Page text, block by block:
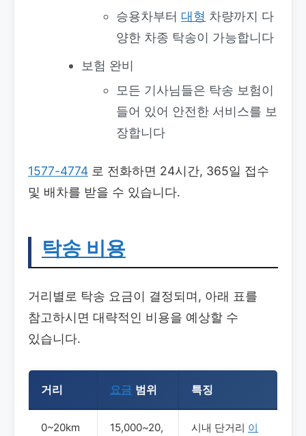
승용차부터 대형 차량까지 다
양한 차종 탁송이 가능합니다
보험 완비
모든 기사님들은 탁송 보험이
들어 있어 안전한 서비스를 보
장합니다
1577-4774 로 전화하면 24시간, 365일 접수
및 배차를 받을 수 있습니다.
탁송 비용
거리별로 탁송 요금이 결정되며, 아래 표를
참고하시면 대략적인 비용을 예상할 수
있습니다.
거리 요금 범위 특징
0~20km
15,000~20,
시내 단거리 이